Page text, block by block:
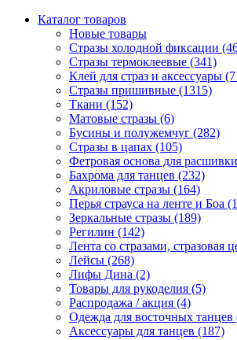
Каталог товаров
Новые товары
Стразы холодной фиксации
Стразы термоклеевые (341)
Клей для страз и аксессуары
Стразы пришивные (1315)
Ткани (152)
Матовые стразы (6)
Бусины и полужемчуг (282)
Стразы в цапах (105)
Фетровая основа для
Бахрома для танцев (232)
Акриловые стразы (164)
Перья страуса на ленте и Боа
Зеркальные стразы (189)
Регилин (142)
Лента со стразами, стразовая
Лейсы (268)
Лифы Дина (2)
Товары для рукоделия (5)
Распродажа / акция (4)
Одежда для восточных танцев
Аксессуары для танцев (187)